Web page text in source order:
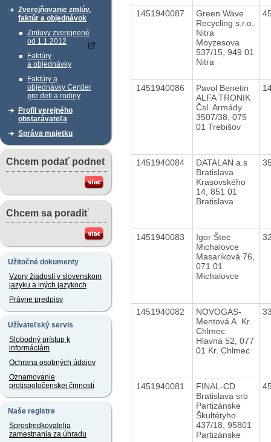
Zverejňovanie zmlúv,
faktúr a objednávok
Zmluvy zverejnené
od 1.1.2012
Faktúry
a objednávky
Faktúry a
objednávky Centier
pre deti a rodiny
Profil verejného
obstarávateľa
Správa majetku
Chcem podať podnet
Chcem sa poradiť
Užitočné dokumenty
Vzory žiadostí v slovenskom
jazyku a iných jazykoch
Právne predpisy
Užívateľský servis
Slobodný prístup k
informáciám
Ochrana osobných údajov
Oznamovanie
protispoločenskej činnosti
Naše registre
Sprostredkovatelia
zamestnania za úhradu
1451940087
Green Wave
Recycling s.r.o.
Nitra
Moyzesova
537/15, 949 01
Nitra
1451940086
Pavol Benetin
ALFA TRONIK
Čsl. Armády
3507/38, 075
01 Trebišov
1451940084
DATALAN a.s
Bratislava
Krasovského
14, 851 01
Bratislava
1451940083
Igor Štec
Michalovce
Masariková 76,
071 01
Michalovce
1451940082
NOVOGAS-
Mentová A. Kr.
Chlmec
Hlavná 52, 077
01 Kr. Chlmec
1451940081
FINAL-CD
Bratislava sro
Partizánske
Škultétyho
437/18, 95801
Partizánske